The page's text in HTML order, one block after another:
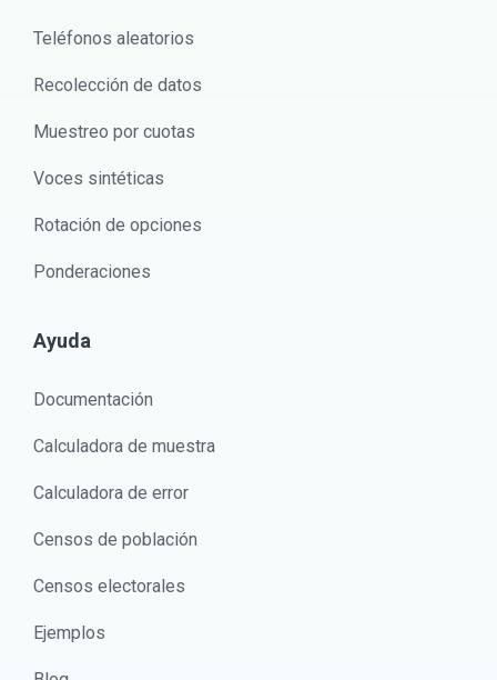
Teléfonos aleatorios
Recolección de datos
Muestreo por cuotas
Voces sintéticas
Rotación de opciones
Ponderaciones
Ayuda
Documentación
Calculadora de muestra
Calculadora de error
Censos de población
Censos electorales
Ejemplos